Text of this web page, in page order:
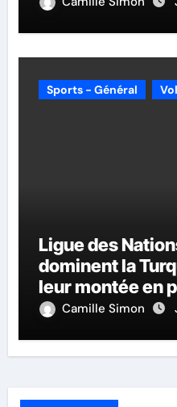
Sports - Général
Ligue des
dominent la
leur montée en
Camille Simon